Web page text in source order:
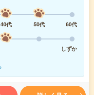
40代 50代
60代
しずか